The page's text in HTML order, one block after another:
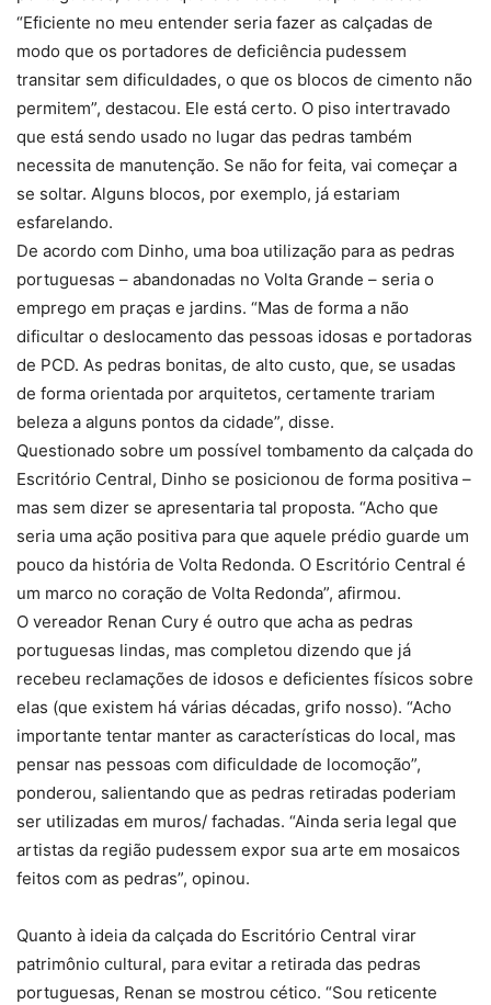
“Eficiente no meu entender seria fazer as calçadas de
modo que os portadores de deficiência pudessem
transitar sem dificuldades, o que os blocos de cimento não
permitem”, destacou. Ele está certo. O piso intertravado
que está sendo usado no lugar das pedras também
necessita de manutenção. Se não for feita, vai começar a
se soltar. Alguns blocos, por exemplo, já estariam
esfarelando.
De acordo com Dinho, uma boa utilização para as pedras
portuguesas – abandonadas no Volta Grande – seria o
emprego em praças e jardins. “Mas de forma a não
dificultar o deslocamento das pessoas idosas e portadoras
de PCD. As pedras bonitas, de alto custo, que, se usadas
de forma orientada por arquitetos, certamente trariam
beleza a alguns pontos da cidade”, disse.
Questionado sobre um possível tombamento da calçada do
Escritório Central, Dinho se posicionou de forma positiva –
mas sem dizer se apresentaria tal proposta. “Acho que
seria uma ação positiva para que aquele prédio guarde um
pouco da história de Volta Redonda. O Escritório Central é
um marco no coração de Volta Redonda”, afirmou.
O vereador Renan Cury é outro que acha as pedras
portuguesas lindas, mas completou dizendo que já
recebeu reclamações de idosos e deficientes físicos sobre
elas (que existem há várias décadas, grifo nosso). “Acho
importante tentar manter as características do local, mas
pensar nas pessoas com dificuldade de locomoção”,
ponderou, salientando que as pedras retiradas poderiam
ser utilizadas em muros/ fachadas. “Ainda seria legal que
artistas da região pudessem expor sua arte em mosaicos
feitos com as pedras”, opinou.
Quanto à ideia da calçada do Escritório Central virar
patrimônio cultural, para evitar a retirada das pedras
portuguesas, Renan se mostrou cético. “Sou reticente